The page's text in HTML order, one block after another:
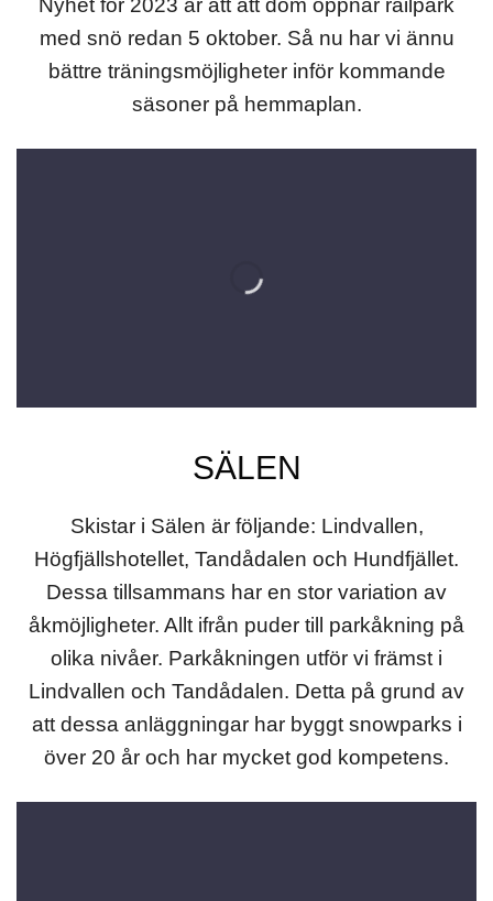
Nyhet för 2023 är att att dom öppnar railpark
med snö redan 5 oktober. Så nu har vi ännu
bättre träningsmöjligheter inför kommande
säsoner på hemmaplan.
SÄLEN
Skistar i Sälen är följande: Lindvallen,
Högfjällshotellet, Tandådalen och Hundfjället.
Dessa tillsammans har en stor variation av
åkmöjligheter. Allt ifrån puder till parkåkning på
olika nivåer. Parkåkningen utför vi främst i
Lindvallen och Tandådalen. Detta på grund av
att dessa anläggningar har byggt snowparks i
över 20 år och har mycket god kompetens.